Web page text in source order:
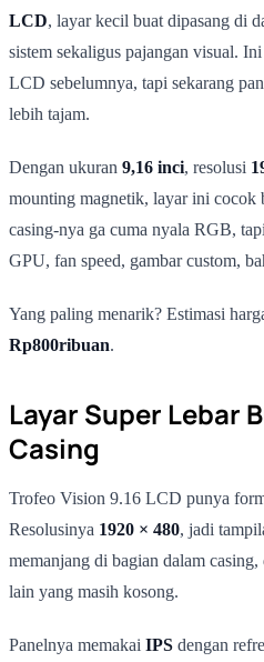
LCD, layar kecil buat dipasang di
sistem sekaligus pajangan visual.
LCD sebelumnya, tapi sekarang
lebih tajam.
Dengan ukuran 9,16 inci, resolusi
mounting magnetik, layar ini cocok
casing-nya ga cuma nyala RGB,
GPU, fan speed, gambar custom,
Yang paling menarik? Estimasi
Rp800ribuan.
Layar Super Lebar
Casing
Trofeo Vision 9.16 LCD punya
Resolusinya 1920 × 480, jadi
memanjang di bagian dalam
lain yang masih kosong.
Panelnya memakai IPS dengan